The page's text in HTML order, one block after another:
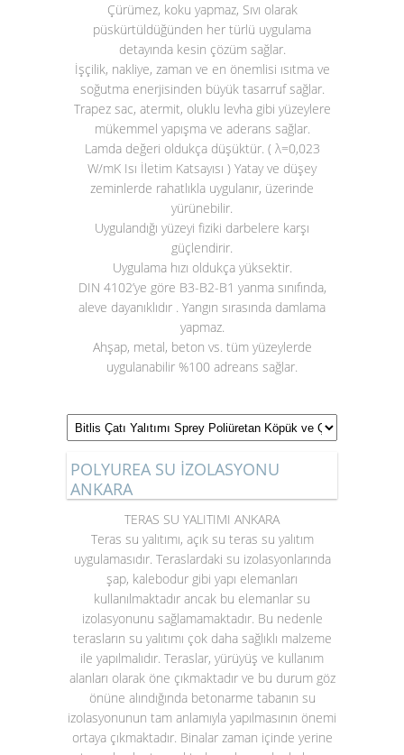
Çürümez, koku yapmaz, Sıvı olarak
püskürtüldüğünden her türlü uygulama
detayında kesin çözüm sağlar.
İşçilik, nakliye, zaman ve en önemlisi ısıtma ve
soğutma enerjisinden büyük tasarruf sağlar.
Trapez sac, atermit, oluklu levha gibi yüzeylere
mükemmel yapışma ve aderans sağlar.
Lamda değeri oldukça düşüktür. ( λ=0,023
W/mK Isı İletim Katsayısı ) Yatay ve düşey
zeminlerde rahatlıkla uygulanır, üzerinde
yürünebilir.
Uygulandığı yüzeyi fiziki darbelere karşı
güçlendirir.
Uygulama hızı oldukça yüksektir.
DIN 4102’ye göre B3-B2-B1 yanma sınıfında,
aleve dayanıklıdır . Yangın sırasında damlama
yapmaz.
Ahşap, metal, beton vs. tüm yüzeylerde
uygulanabilir %100 adreans sağlar.
POLYUREA SU İZOLASYONU
ANKARA
TERAS SU YALITIMI ANKARA
Teras su yalıtımı, açık su teras su yalıtım
uygulamasıdır. Teraslardaki su izolasyonlarında
şap, kalebodur gibi yapı elemanları
kullanılmaktadır ancak bu elemanlar su
izolasyonunu sağlamamaktadır. Bu nedenle
terasların su yalıtımı çok daha sağlıklı malzeme
ile yapılmalıdır. Teraslar, yürüyüş ve kullanım
alanları olarak öne çıkmaktadır ve bu durum göz
önüne alındığında betonarme tabanın su
izolasyonunun tam anlamıyla yapılmasının önemi
ortaya çıkmaktadır. Binalar zaman içinde yerine